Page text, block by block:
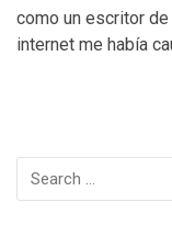
como un escritor
internet me había
Search
for: